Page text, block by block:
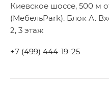
Киевское шоссе, 500 м
(МебельPark). Блок А.
2, 3 этаж
+7 (499) 444-19-25